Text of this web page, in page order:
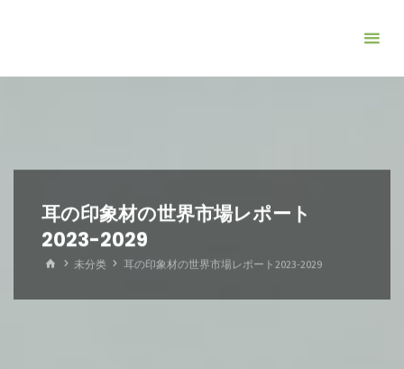
耳の印象材の世界市場レポート
2023-2029
ホ 未分类 耳の印象材の世界市場レポート2023-2029